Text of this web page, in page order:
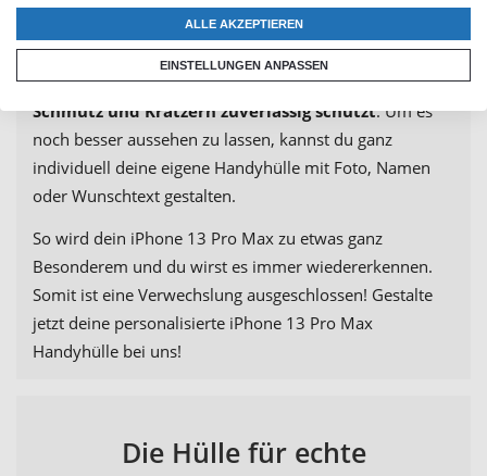
könnte das sein? Natürlich das iPhone 13 Pro Max. Und
was braucht man für ein so tolles Handy?
Eine passende Hülle, die dein iPhone vorStößen,
Schmutz und Kratzern zuverlässig schützt. Um es
noch besser aussehen zu lassen, kannst du ganz
individuell deine eigene Handyhülle mit Foto, Namen
oder Wunschtext gestalten.
So wird dein iPhone 13 Pro Max zu etwas ganz
Besonderem und du wirst es immer wiedererkennen.
Somit ist eine Verwechslung ausgeschlossen! Gestalte
jetzt deine personalisierte iPhone 13 Pro Max
Handyhülle bei uns!
Die Hülle für echte
ALLE AKZEPTIEREN
EINSTELLUNGEN ANPASSEN